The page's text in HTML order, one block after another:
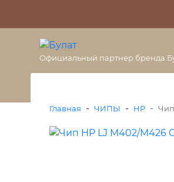
+7 (495) 477-56-25
Официальный партнер бренда
Главная - ЧИПЫ - HP - Чип